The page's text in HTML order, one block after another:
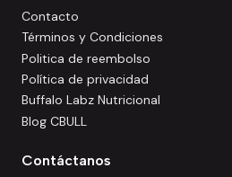
Contacto
Términos y Condiciones
Politica de reembolso
Política de privacidad
Buffalo Labz Nutricional
Blog CBULL
Contáctanos